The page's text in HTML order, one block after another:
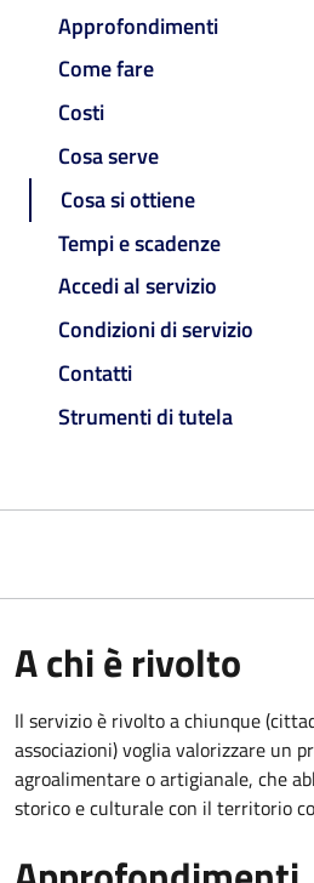
Approfondimenti
Come fare
Costi
Cosa serve
Cosa si ottiene
Tempi e scadenze
Accedi al servizio
Condizioni di servizio
Contatti
Strumenti di tutela
A chi è rivolto
Il servizio è rivolto a chiunque
associazioni) voglia valorizzare un
agroalimentare o artigianale, che
storico e culturale con il territorio